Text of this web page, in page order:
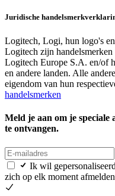
Juridische
Logitech, Logi, hun logo's
Logitech zijn handelsmerken
Logitech Europe S.A. en/of
en andere landen. Alle
eigendom van hun
handelsmerken
Meld je aan om je speciale
te ontvangen.
Ik wil
zich op elk moment